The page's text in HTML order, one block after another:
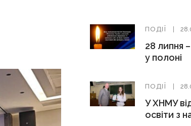
ПОДІЇ
28 липня
у полоні
ПОДІЇ
У ХНМУ
освіти з